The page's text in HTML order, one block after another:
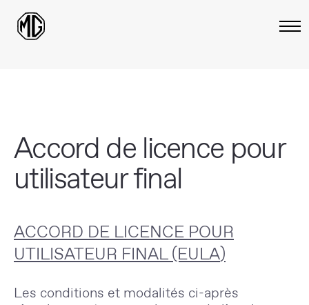
Accord de licence pour
utilisateur final
ACCORD DE LICENCE POUR
UTILISATEUR FINAL (EULA)
Les conditions et modalités ci-après